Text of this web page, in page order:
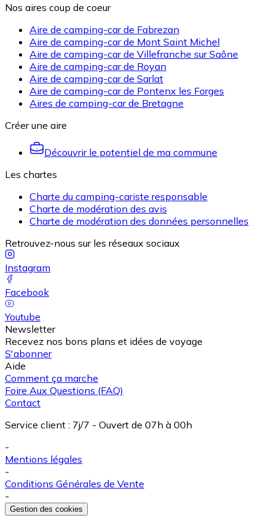
Nos aires coup de coeur
Aire de camping-car de Fabrezan
Aire de camping-car de Mont Saint Michel
Aire de camping-car de Villefranche sur Saône
Aire de camping-car de Royan
Aire de camping-car de Sarlat
Aire de camping-car de Pontenx les Forges
Aires de camping-car de Bretagne
Créer une aire
Découvrir le potentiel de ma commune
Les chartes
Charte du camping-cariste responsable
Charte de modération des avis
Charte de modération des données personnelles
Retrouvez-nous sur les réseaux sociaux
Instagram
Facebook
Youtube
Newsletter
Recevez nos bons plans et idées de voyage
S'abonner
Aide
Comment ça marche
Foire Aux Questions (FAQ)
Contact
Service client : 7j/7 - Ouvert de 07h à 00h
-
Mentions légales
-
Conditions Générales de Vente
-
Gestion des cookies